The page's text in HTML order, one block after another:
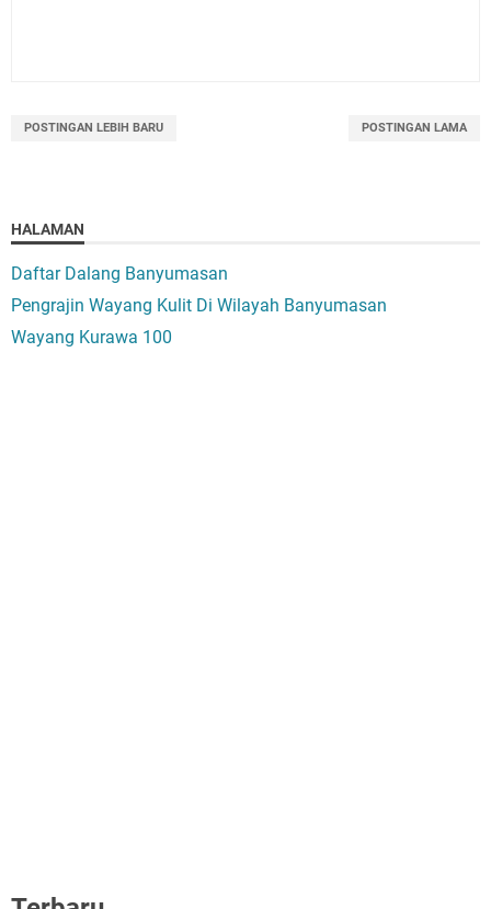
POSTINGAN LEBIH BARU POSTINGAN LAMA
HALAMAN
Daftar Dalang Banyumasan
Pengrajin Wayang Kulit Di Wilayah Banyumasan
Wayang Kurawa 100